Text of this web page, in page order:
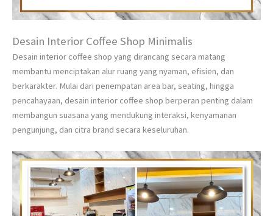
Desain Interior Coffee Shop Minimalis
Desain interior coffee shop yang dirancang secara matang
membantu menciptakan alur ruang yang nyaman, efisien, dan
berkarakter. Mulai dari penempatan area bar, seating, hingga
pencahayaan, desain interior coffee shop berperan penting dalam
membangun suasana yang mendukung interaksi, kenyamanan
pengunjung, dan citra brand secara keseluruhan.